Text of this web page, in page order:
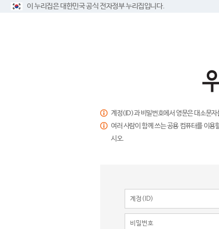
이 누리집은 대한민국 공식 전자정부 누리집입니다.
계정(ID)과 비밀번호에서 영문은 대소문
여러 사람이 함께 쓰는 공용 컴퓨터를 이
시오.